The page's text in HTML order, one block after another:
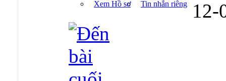
Xem Hồ sơ
Tin nhắn riêng 12-